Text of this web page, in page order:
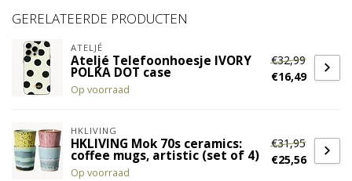
GERELATEERDE PRODUCTEN
ATELJÉ
Ateljé Telefoonhoesje IVORY
POLKA DOT case
Op voorraad
€32,99
€16,49
HKLIVING
HKLIVING Mok 70s ceramics:
coffee mugs, artistic (set of 4)
Op voorraad
€31,95
€25,56